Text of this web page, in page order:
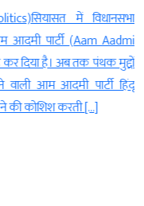
में विधानसभा
पार्टी (Aam Aadmi
दिया है। अब तक पंथक मुद्दों
आम आदमी पार्टी हिंदू
कोशिश करती […]